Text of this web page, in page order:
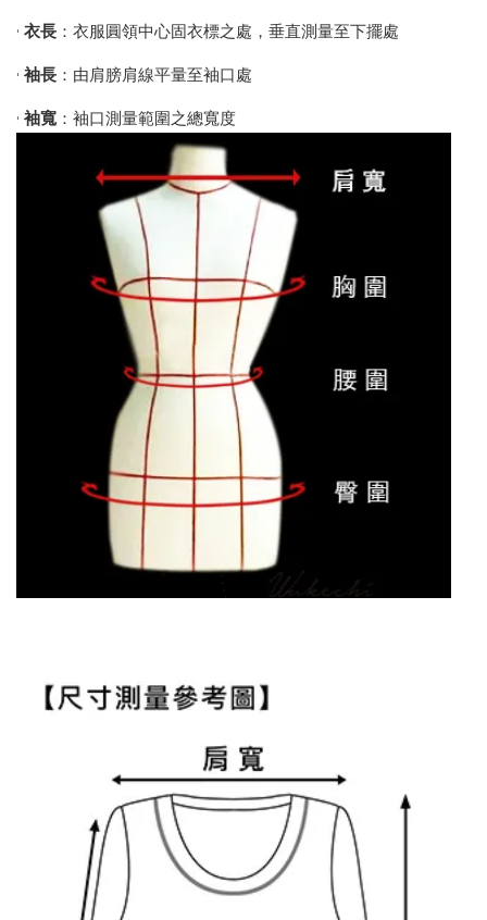
• 衣長 ：衣服圓領中心固衣標之處，垂直測量至下擺處
• 袖長 ：由肩膀肩線平量至袖口處
• 袖寬 ：袖口測量範圍之總寬度